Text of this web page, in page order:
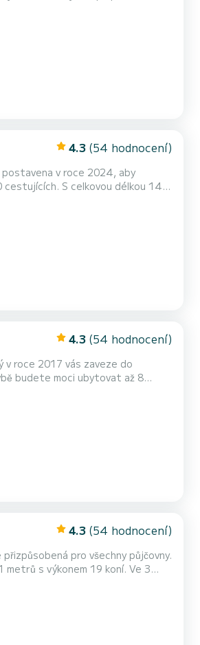
4.3 (54 hodnocení)
v roce 2024, aby
4.3 (54 hodnocení)
v roce 2017 vás zaveze do
4.3 (54 hodnocení)
pro všechny půjčovny.